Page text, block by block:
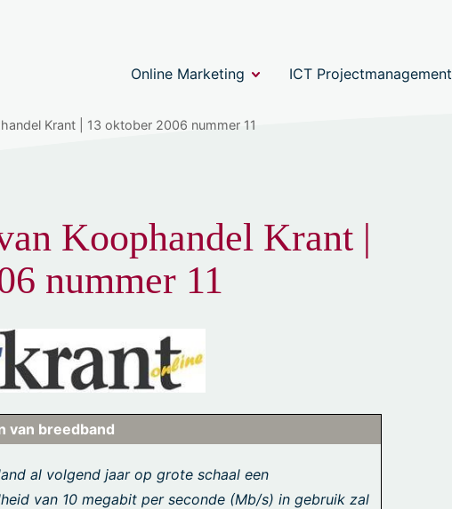
Online Marketing ICT Projectmanagement
Krant | 13 oktober 2006 nummer 11
Koophandel Krant |
nummer 11
van breedband
al volgend jaar op grote schaal een
van 10 megabit per seconde (Mb/s) in gebruik zal